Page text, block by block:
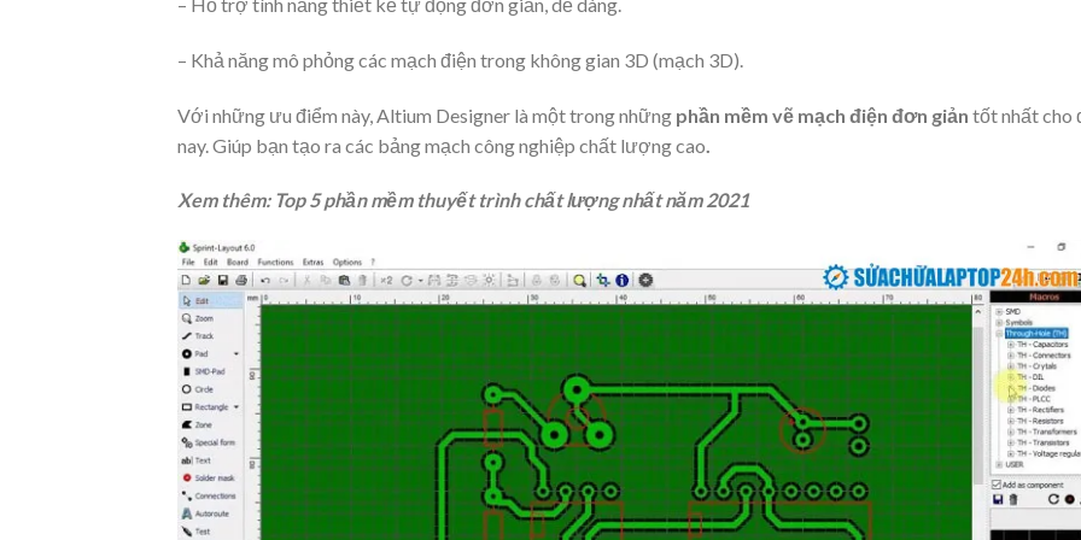
– Khả năng mô phỏng các mạch điện trong không gian 3D (mạch 3D).
Với những ưu điểm này, Altium Designer là một trong những phần mềm vẽ mạch điện đơn giản tốt nhất cho
nay. Giúp bạn tạo ra các bảng mạch công nghiệp chất lượng cao
Xem thêm: Top 5 phần mềm thuyết trình chất lượng nhất năm 2021